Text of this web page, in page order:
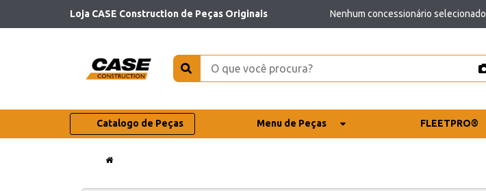
Loja CASE Construction de Peças Originais Nenhum concessionário selecionado
Catalogo de Peças Menu de Peças FLEETPRO®